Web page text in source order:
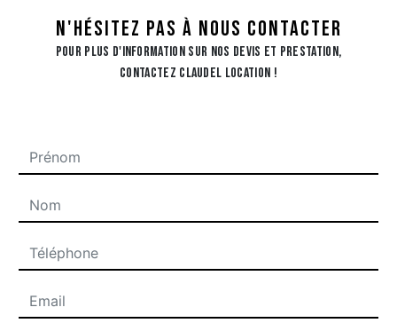
N'hésitez pas à nous contacter
Pour plus d'information sur nos devis et prestation,
contactez Claudel Location !